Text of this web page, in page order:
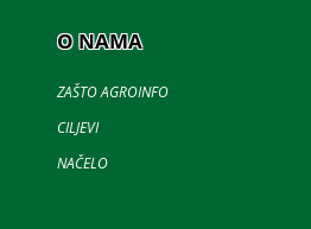
O NAMA
ZAŠTO AGROINFO
CILJEVI
NAČELO